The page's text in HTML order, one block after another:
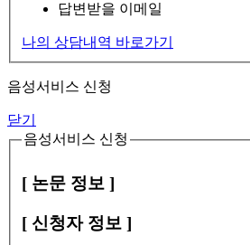
답변받을 이메일
나의 상담내역 바로가기
음성서비스 신청
닫기
음성서비스 신청
[ 논문 정보 ]
[ 신청자 정보 ]